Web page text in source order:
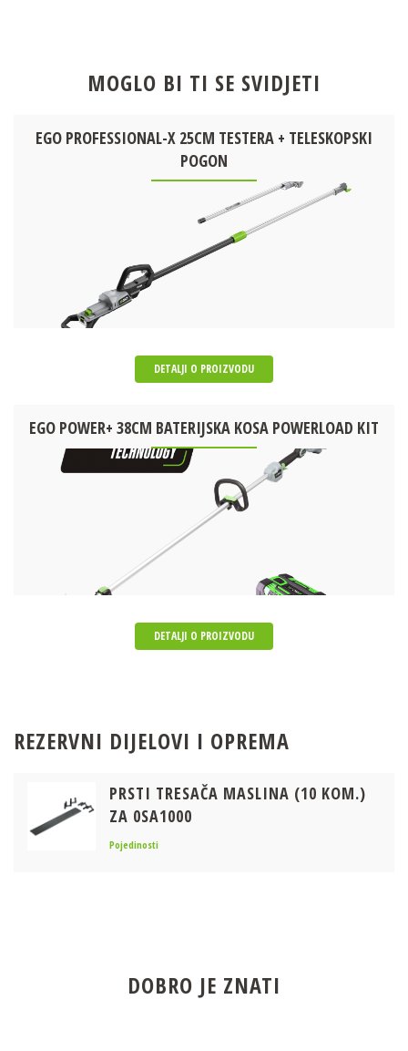
MOGLO BI TI SE SVIDJETI
EGO PROFESSIONAL-X 25CM TESTERA + TELESKOPSKI
POGON
DETALJI O PROIZVODU
EGO POWER+ 38CM BATERIJSKA KOSA POWERLOAD KIT
DETALJI O PROIZVODU
REZERVNI DIJELOVI I OPREMA
PRSTI TRESAČA MASLINA (10 KOM.)
ZA 0SA1000
Pojedinosti
DOBRO JE ZNATI